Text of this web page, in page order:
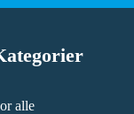
alle